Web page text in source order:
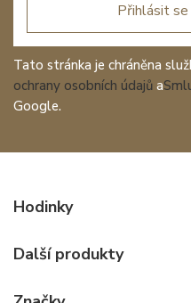
Přihlásit
Tato stránka je chráněna
ochrany osobních údajů a
Google.
Hodinky
Další produkty